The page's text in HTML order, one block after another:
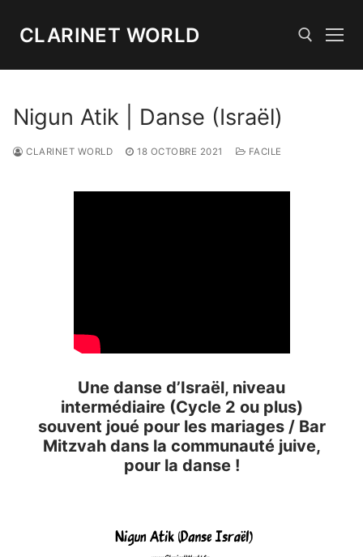
CLARINET WORLD
Nigun Atik | Danse (Israël)
CLARINET WORLD 18 OCTOBRE 2021 FACILE
Une danse d’Israël, niveau
intermédiaire (Cycle 2 ou plus)
souvent joué pour les mariages / Bar
Mitzvah dans la communauté juive,
pour la danse !